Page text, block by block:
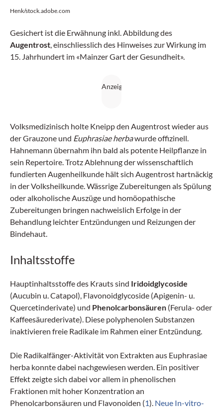
Henk/stock.adobe.com
Gesichert ist die Erwähnung inkl. Abbildung des
Augentrost , einschliesslich des Hinweises zur Wirkung im
15. Jahrhundert im «Mainzer Gart der Gesundheit».
Volksmedizinisch holte Kneipp den Augentrost wieder aus
der Grauzone und Euphrasiae herbawurde offizinell.
Hahnemann übernahm ihn bald als potente Heilpflanze in
sein Repertoire. Trotz Ablehnung der wissenschaftlich
fundierten Augenheilkunde hält sich Augentrost hartnäckig
in der Volksheilkunde. Wässrige Zubereitungen als Spülung
oder alkoholische Auszüge und homöopathische
Zubereitungen bringen nachweislich Erfolge in der
Behandlung leichter Ent­zündungen und Reizungen der
Bindehaut.
Inhaltsstoffe
Hauptinhaltsstoffe des Krauts sind Iridoidglycoside
(Aucubin u. Catapol), Flavonoidglycoside (Apigenin- u.
Quercetinderivate) und Phenolcarbonsäuren (Ferula- oder
Kaffeesäurederivate). Diese polyphenolen Substanzen
inaktivieren freie Radikale im Rahmen einer Entzündung.
Die Radikalfänger-Aktivität von Ex­trakten aus Euphrasiae
herba konnte dabei nachgewiesen werden. Ein positiver
Effekt zeigte sich dabei vor allem in phenolischen
Fraktionen mit hoher Konzentration an
Phenolcarbonsäuren und Flavonoiden (1). Neue In-vitro-